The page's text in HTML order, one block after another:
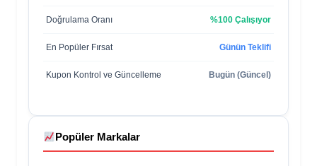
Doğrulama Oranı %100 Çalışıyor
En Popüler Fırsat Günün Teklifi
Kupon Kontrol ve Güncelleme Bugün (Güncel)
Popüler Markalar